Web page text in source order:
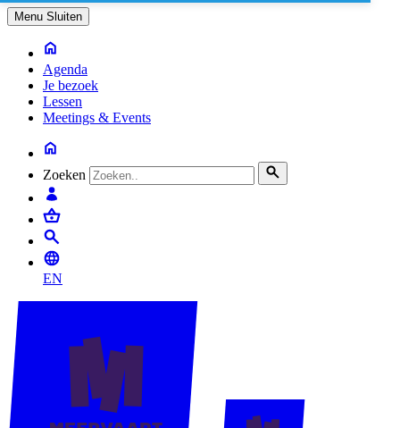
Menu Sluiten
Agenda
Je bezoek
Lessen
Meetings & Events
Zoeken
EN